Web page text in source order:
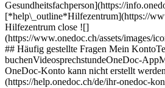
Gesundheitsfachperson](https://
[*help\_outline*Hilfezentrum](https://
Hilfezentrum close ![]
(https://www.onedoc.ch/assets/images/
## Häufig gestellte Fragen Mein
buchenVideosprechstundeOneDoc-
OneDoc-Konto kann nicht erstellt
(https://help.onedoc.ch/de/ihr-onedoc-